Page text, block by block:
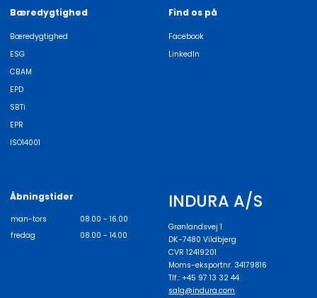
Bæredygtighed
Bæredygtighed
ESG
CBAM
EPD
SBTi
EPR
ISO14001
Find os på
Facebook
LinkedIn
Åbningstider
man-tors
08.00 - 16.00
fredag
08.00 - 14.00
INDURA A/S
Grønlandsvej 1
DK-7480 Vildbjerg
CVR 12419201
Moms-eksportnr. 34179816
Tlf.: +45 97 13 32 44
salg@indura.com